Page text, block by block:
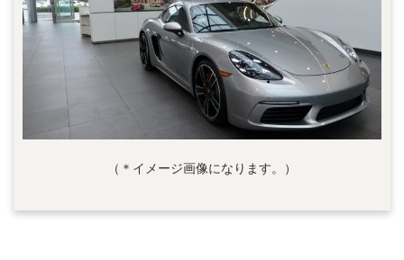
（＊イメージ画像になります。）